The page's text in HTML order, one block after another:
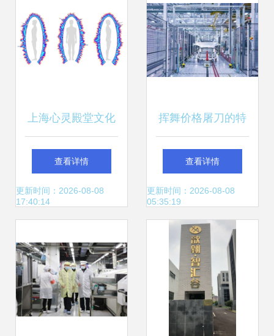
上海心灵殿堂文化
查看详情
更新时间：2026-08-08
17:40:14
挥舞价格屠刀的特
斯拉 能否引领新能
源车企干掉传统车
企？
查看详情
更新时间：2026-08-08
05:35:19